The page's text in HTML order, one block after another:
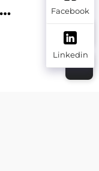
Facebook
Linkedin